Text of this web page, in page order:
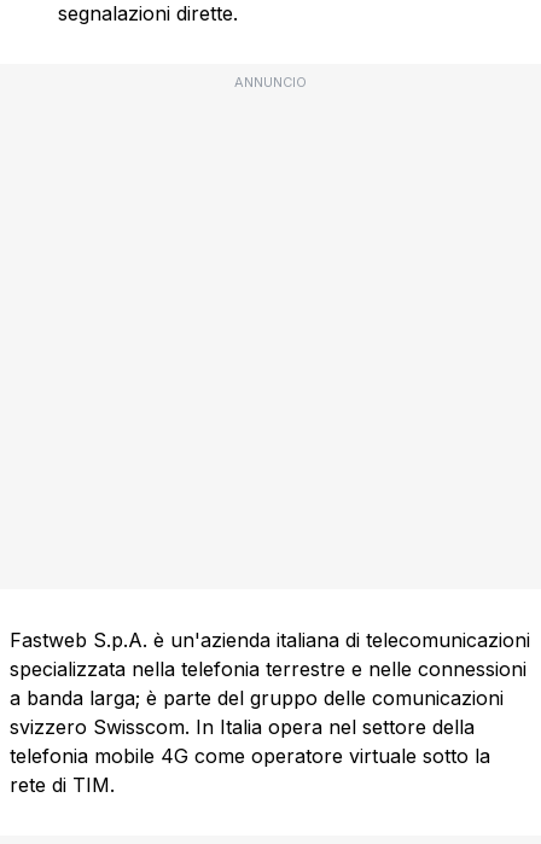
segnalazioni dirette.
ANNUNCIO
Fastweb S.p.A. è un'azienda italiana di telecomunicazioni
specializzata nella telefonia terrestre e nelle connessioni
a banda larga; è parte del gruppo delle comunicazioni
svizzero Swisscom. In Italia opera nel settore della
telefonia mobile 4G come operatore virtuale sotto la
rete di TIM.